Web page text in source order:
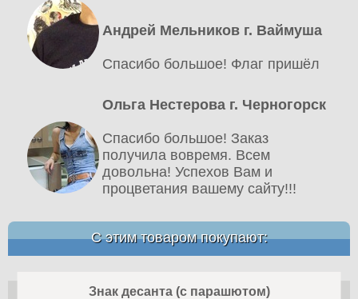
Андрей Мельников г. Ваймуша
Спасибо большое! Флаг пришёл
Ольга Нестерова г. Черногорск
Спасибо большое! Заказ
получила вовремя. Всем
довольна! Успехов Вам и
процветания вашему сайту!!!
С этим товаром покупают:
Знак десанта (с парашютом)